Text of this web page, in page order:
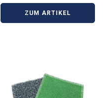
ZUM ARTIKEL